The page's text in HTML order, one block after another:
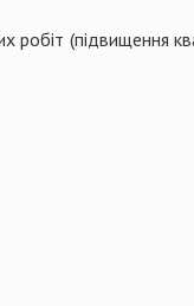
(підвищення